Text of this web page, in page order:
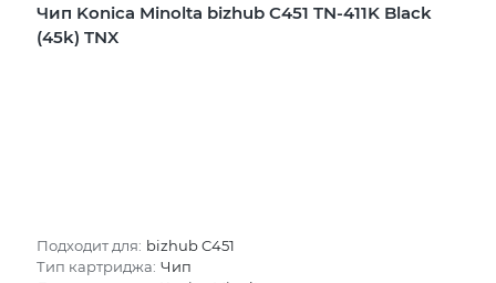
Чип Konica Minolta bizhub C451 TN-411K Black
(45k) TNX
Подходит для: bizhub C451
Тип картриджа: Чип